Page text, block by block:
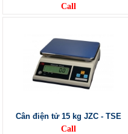
Call
Cân điện tử 15 kg JZC - TSE
Call